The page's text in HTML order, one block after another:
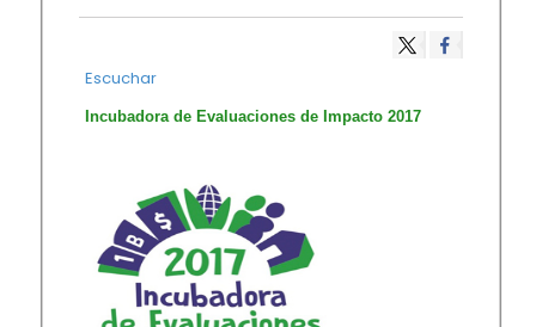
Escuchar
​Incubadora de Evaluaciones de Impacto 2017